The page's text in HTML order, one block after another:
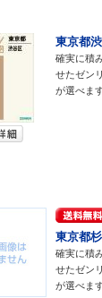
東京都
確実に積
せたゼン
が選べます
東京都
確実に積
せたゼン
が選べます